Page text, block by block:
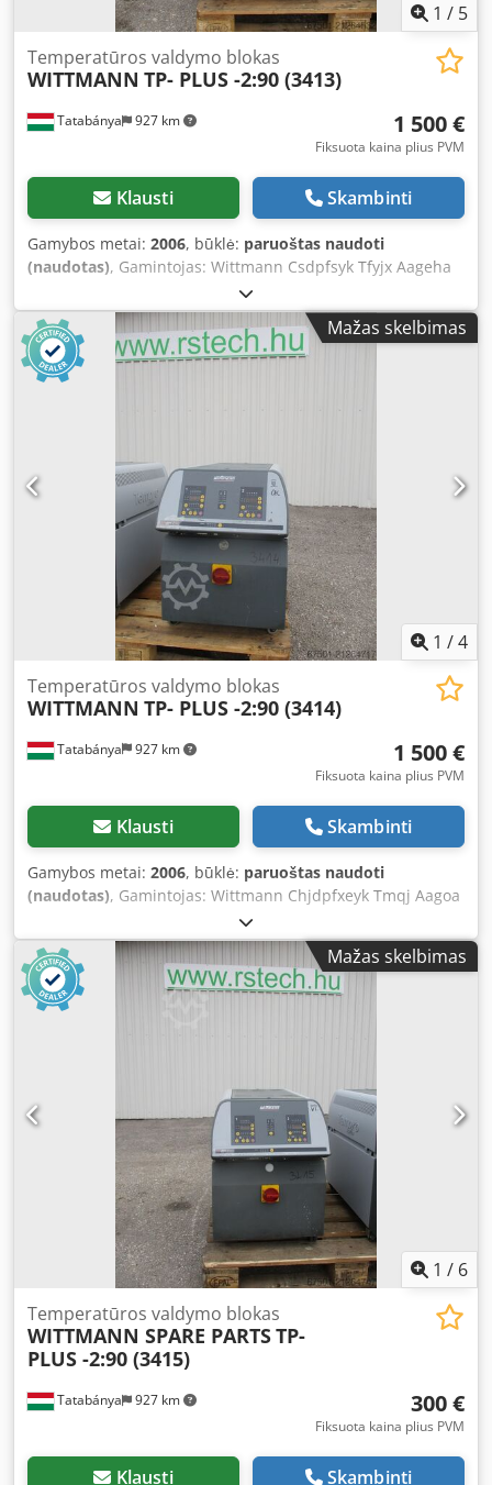
1 / 5
Tatabánya 927 km
Temperatūros valdymo blokas
WITTMANN TP- PLUS -2:90 (3413)
1 500 €
Fiksuota kaina plius PVM
Klausti Skambinti
Gamybos metai: 2006, būklė: paruoštas naudoti
(naudotas), Gamintojas: Wittmann Csdpfsyk Tfyjx Aageha
Mažas skelbimas
1 /4
Tatabánya 927 km
Temperatūros valdymo blokas
WITTMANN TP- PLUS -2:90 (3414)
1 500 €
Fiksuota kaina plius PVM
Klausti Skambinti
Gamybos metai: 2006, būklė: paruoštas naudoti
(naudotas), Gamintojas: Wittmann Chjdpfxeyk Tmqj Aagoa
Mažas skelbimas
1 / 6
Tatabánya 927 km
Temperatūros valdymo blokas
WITTMANN SPARE PARTSTP-
PLUS -2:90 (3415)
300 €
Fiksuota kaina plius PVM
Klausti Skambinti